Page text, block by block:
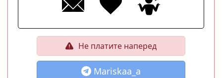
Не платите наперед
Mariskaa_a